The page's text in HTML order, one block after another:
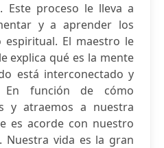
Este proceso le lleva a
y a aprender los
El maestro le
explica qué es la mente
está interconectado y
función de cómo
y atraemos a nuestra
es acorde con nuestro
Nuestra vida es la gran